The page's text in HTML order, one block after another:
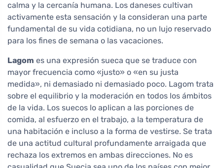
calma y la cercanía humana. Los daneses cultivan
activamente esta sensación y la consideran una parte
fundamental de su vida cotidiana, no un lujo reservado
para los fines de semana o las vacaciones.
Lagom es una expresión sueca que se traduce con
mayor frecuencia como «justo» o «en su justa
medida», ni demasiado ni demasiado poco. Lagom trata
sobre el equilibrio y la moderación en todos los ámbitos
de la vida. Los suecos lo aplican a las porciones de
comida, al esfuerzo en el trabajo, a la temperatura de
una habitación e incluso a la forma de vestirse. Se trata
de una actitud cultural profundamente arraigada que
rechaza los extremos en ambas direcciones. No es